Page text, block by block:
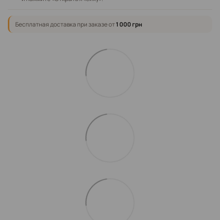
Бесплатная доставка при заказе от1 000 грн